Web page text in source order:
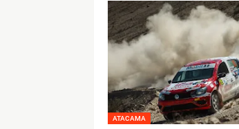
ATACAMA